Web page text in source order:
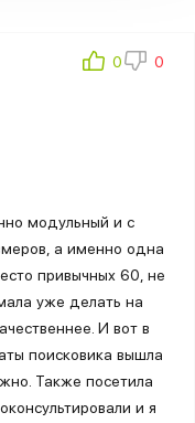
модульный и с
а именно одна
привычных 60, не
уже делать на
И вот в
поисковика вышла
Также посетила
и я